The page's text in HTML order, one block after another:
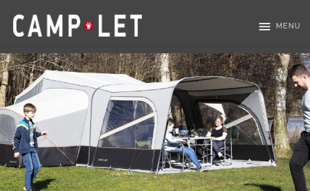
menu MENU